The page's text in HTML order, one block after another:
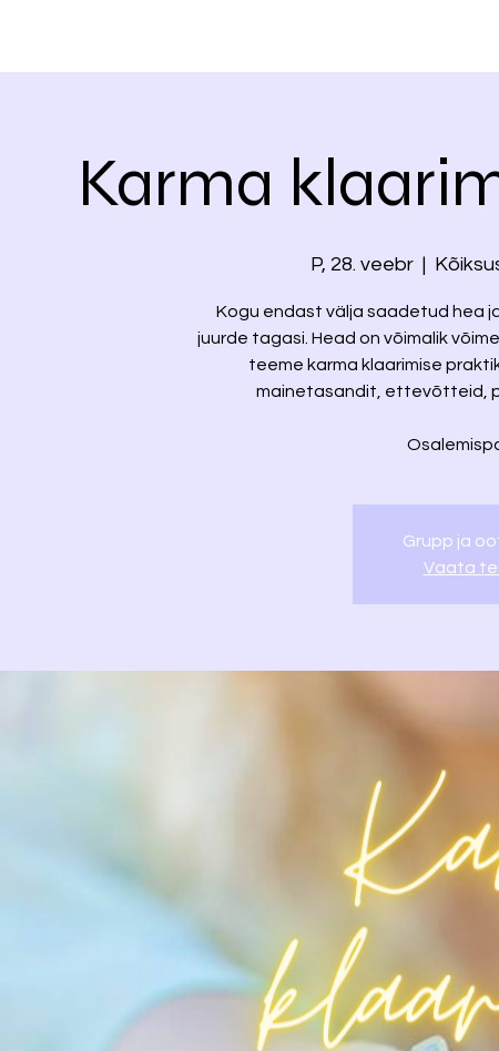
Karma
P, 28. veebr
  |
Kogu endast välja saadetud hea
juurde tagasi. Head on võimalik
teeme karma klaarimise
mainetasandit, ettevõtteid,
Grupp ja
Vaata